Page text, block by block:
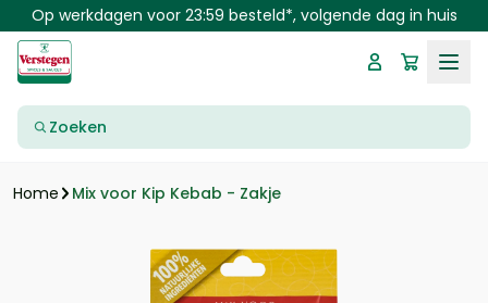
Skip to main content
Op werkdagen voor 23:59 besteld*, volgende dag in huis
Zoeken
Home Mix voor Kip Kebab - Zakje